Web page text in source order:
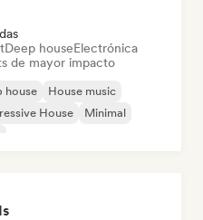
Deep houseElectrónica
de mayor impacto
house
House music
House
Minimal